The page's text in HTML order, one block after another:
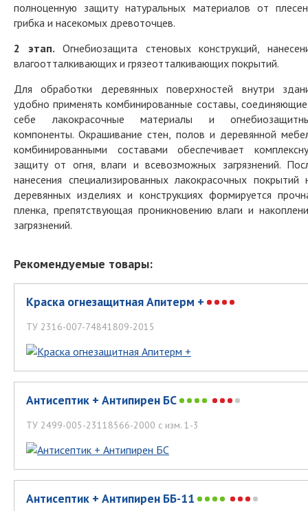
полноценную защиту натуральных материалов от
грибка и насекомых древоточцев.
2 этап. Огнебиозащита стеновых конструкций,
влагоотталкивающих и грязеотталкивающих покрытий.
Для обработки деревянных поверхностей внутри
удобно применять комбинированные составы,
себе лакокрасочные материалы и
компоненты. Окрашивание стен, полов и деревянной
комбинированными составами обеспечивает
защиту от огня, влаги и всевозможных загрязнений.
нанесения специализированных лакокрасочных покрытий
деревянных изделиях и конструкциях формируется
пленка, препятствующая проникновению влаги и
загрязнений.
Рекомендуемые товары:
Краска огнезащитная Апитерм +
ТУ 2316-007-74841809-2015
Антисептик + Антипирен БС
ТУ 2499-005-23118566-2000 с изм. 1-3
Антисептик + Антипирен ББ-11